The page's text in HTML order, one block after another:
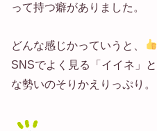
って持つ癖がありました。
どんな感じかっていうと、
SNSでよく見る「イイネ」
な勢いのそりかえりっぷり。